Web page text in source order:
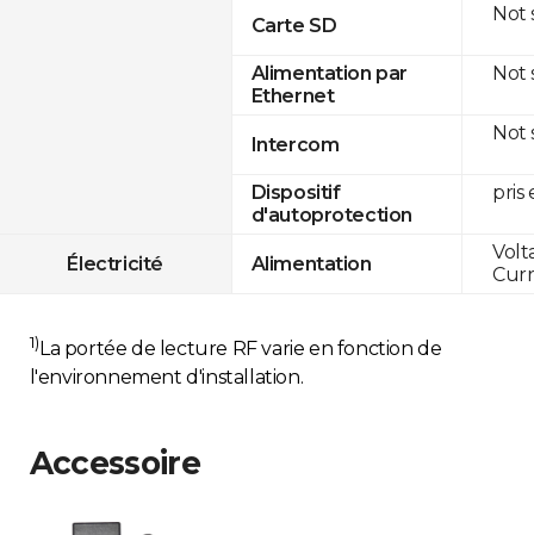
Carte SD
Alimentation par
Ethernet
Intercom
Dispositif
d'autoprotection
Électricité Alimentation
Not
Not
Not
pris
1) La portée de lecture RF varie en fonction de
l'environnement d'installation.
Accessoire